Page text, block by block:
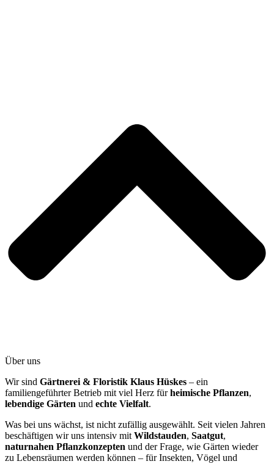
Über uns
Wir sind Gärtnerei & Floristik Klaus Hüskes – ein
familiengeführter Betrieb mit viel Herz fürheimische Pflanzen,
lebendige Gärten und echte Vielfalt.
Was bei uns wächst, ist nicht zufällig ausgewählt. Seit vielen Jahren
beschäftigen wir uns intensiv mit Wildstauden, Saatgut,
naturnahen Pflanzkonzepten und der Frage, wie Gärten wieder
zu Lebensräumen werden können – für Insekten, Vögel und